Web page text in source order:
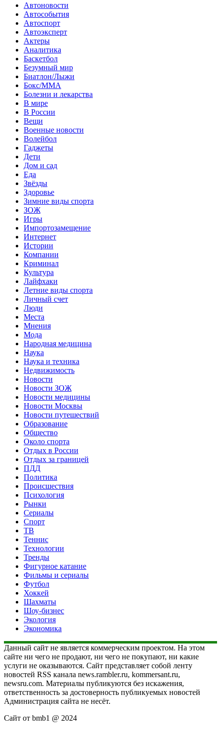
Автоновости
Автособытия
Автоспорт
Автоэксперт
Актеры
Аналитика
Баскетбол
Безумный мир
Биатлон/Лыжи
Бокс/MMA
Болезни и лекарства
В мире
В России
Вещи
Военные новости
Волейбол
Гаджеты
Дети
Дом и сад
Еда
Звёзды
Здоровье
Зимние виды спорта
ЗОЖ
Игры
Импортозамещение
Интернет
Истории
Компании
Криминал
Культура
Лайфхаки
Летние виды спорта
Личный счет
Люди
Места
Мнения
Мода
Народная медицина
Наука
Наука и техника
Недвижимость
Новости
Новости ЗОЖ
Новости медицины
Новости Москвы
Новости путешествий
Образование
Общество
Около спорта
Отдых в России
Отдых за границей
ПДД
Политика
Происшествия
Психология
Рынки
Сериалы
Спорт
ТВ
Теннис
Технологии
Тренды
Фигурное катание
Фильмы и сериалы
Футбол
Хоккей
Шахматы
Шоу-бизнес
Экология
Экономика
Данный сайт не является коммерческим проектом. На этом
сайте ни чего не продают, ни чего не покупают, ни какие
услуги не оказываются. Сайт представляет собой ленту
новостей RSS канала news.rambler.ru, kommersant.ru,
newsru.com. Материалы публикуются без искажения,
ответственность за достоверность публикуемых новостей
Администрация сайта не несёт.
Сайт от bmb1 @ 2024